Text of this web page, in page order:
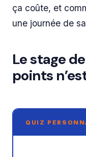
ça coûte, et
une journée de
Le stage
points
QUIZ